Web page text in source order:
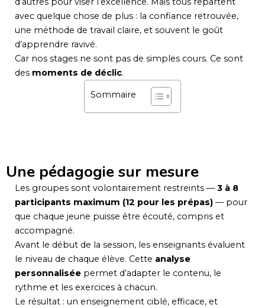
avec quelque chose de plus : la confiance retrouvée,
une méthode de travail claire, et souvent le goût
d’apprendre ravivé.
Car nos stages ne sont pas de simples cours. Ce sont
des moments de déclic.
Sommaire
Une pédagogie sur mesure
Les groupes sont volontairement restreints —3 à 8
participants maximum (12 pour les prépas) — pour
que chaque jeune puisse être écouté, compris et
accompagné.
Avant le début de la session, les enseignants évaluent
le niveau de chaque élève. Cette analyse
personnalisée permet d’adapter le contenu, le
rythme et les exercices à chacun.
Le résultat : un enseignement ciblé, efficace, et